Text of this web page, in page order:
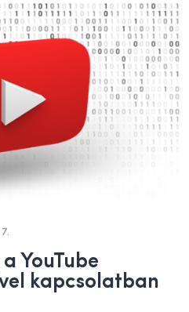
YouTube
kapcsolatban